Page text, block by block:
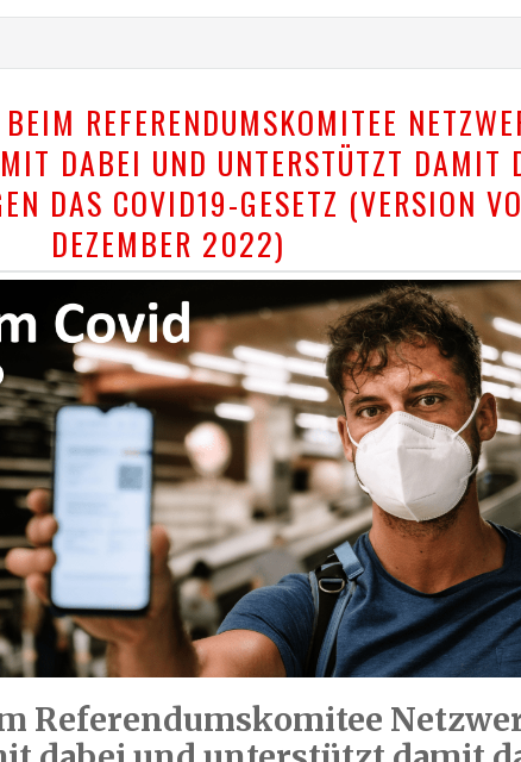
REFERENDUMSKOMITEE
DABEI UND UNTERSTÜTZT DAMIT
DAS COVID19-GESETZ (VERSION
DEZEMBER 2022)
Referendumskomitee